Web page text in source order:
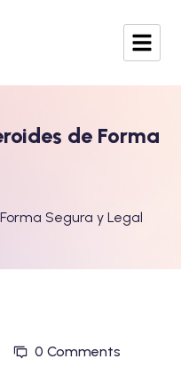
de Forma
Segura y Legal
0 Comments